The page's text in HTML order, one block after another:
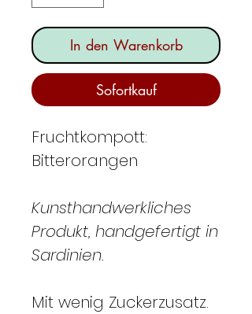
In den Warenkorb
Sofortkauf
Fruchtkompott:
Bitterorangen
Kunsthandwerkliches
Produkt, handgefertigt in
Sardinien.
Mit wenig Zuckerzusatz.